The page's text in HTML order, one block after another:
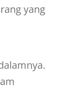
yang